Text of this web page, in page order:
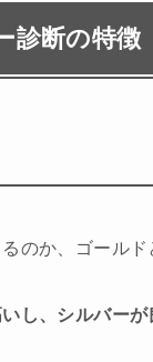
診断の特徴
のか、ゴール
し、シルバー